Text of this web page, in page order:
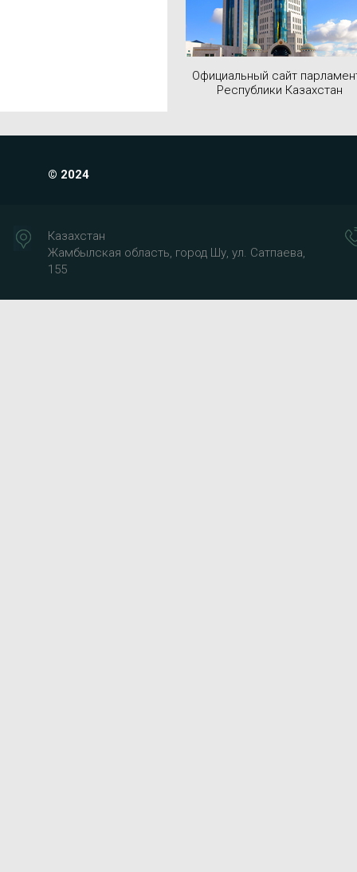
Официальный сайт
Республики Казахстан
© 2024
Казахстан
Жамбылская область, город Шу, ул. Сатпаева,
155